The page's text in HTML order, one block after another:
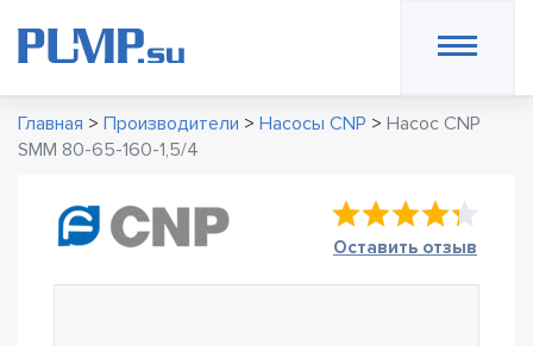
Главная > Производители > Насосы CNP > Насос CNP
SMM 80-65-160-1,5/4
Оставить отзыв